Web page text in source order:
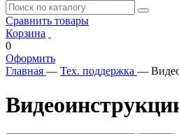
Сравнить товары
Корзина
0
Оформить
Главная — Тех. поддержка —